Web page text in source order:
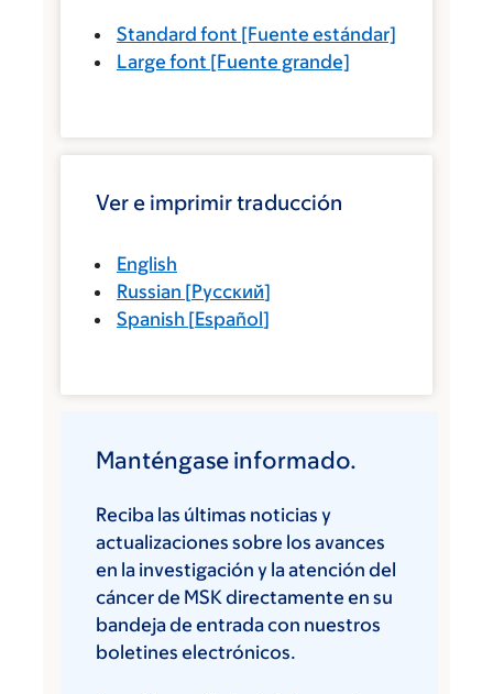
Standard font [Fuente estándar]
Large font [Fuente grande]
Ver e imprimir traducción
English
Russian [Русский]
Spanish [Español]
Manténgase informado.
Reciba las últimas noticias y
actualizaciones sobre los avances
en la investigación y la atención del
cáncer de MSK directamente en su
bandeja de entrada con nuestros
boletines electrónicos.